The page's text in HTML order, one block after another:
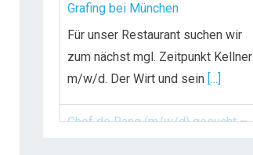
Grafing bei München
Für unser Restaurant suchen wir
zum nächst mgl. Zeitpunkt Kellner
m/w/d. Der Wirt und sein [...]
Chef de Rang (m/w/d) gesucht –